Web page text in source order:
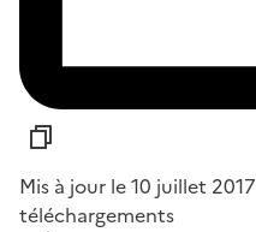
Mis à jour le 10 juillet 2017
téléchargements